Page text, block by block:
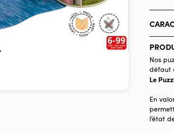
Age
Nos
défaut
Le
En
l’état